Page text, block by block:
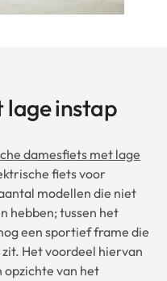
lage instap
damesfiets met lage
fiets voor
modellen die niet
hebben; tussen het
een sportief frame die
Het voordeel hiervan
van het